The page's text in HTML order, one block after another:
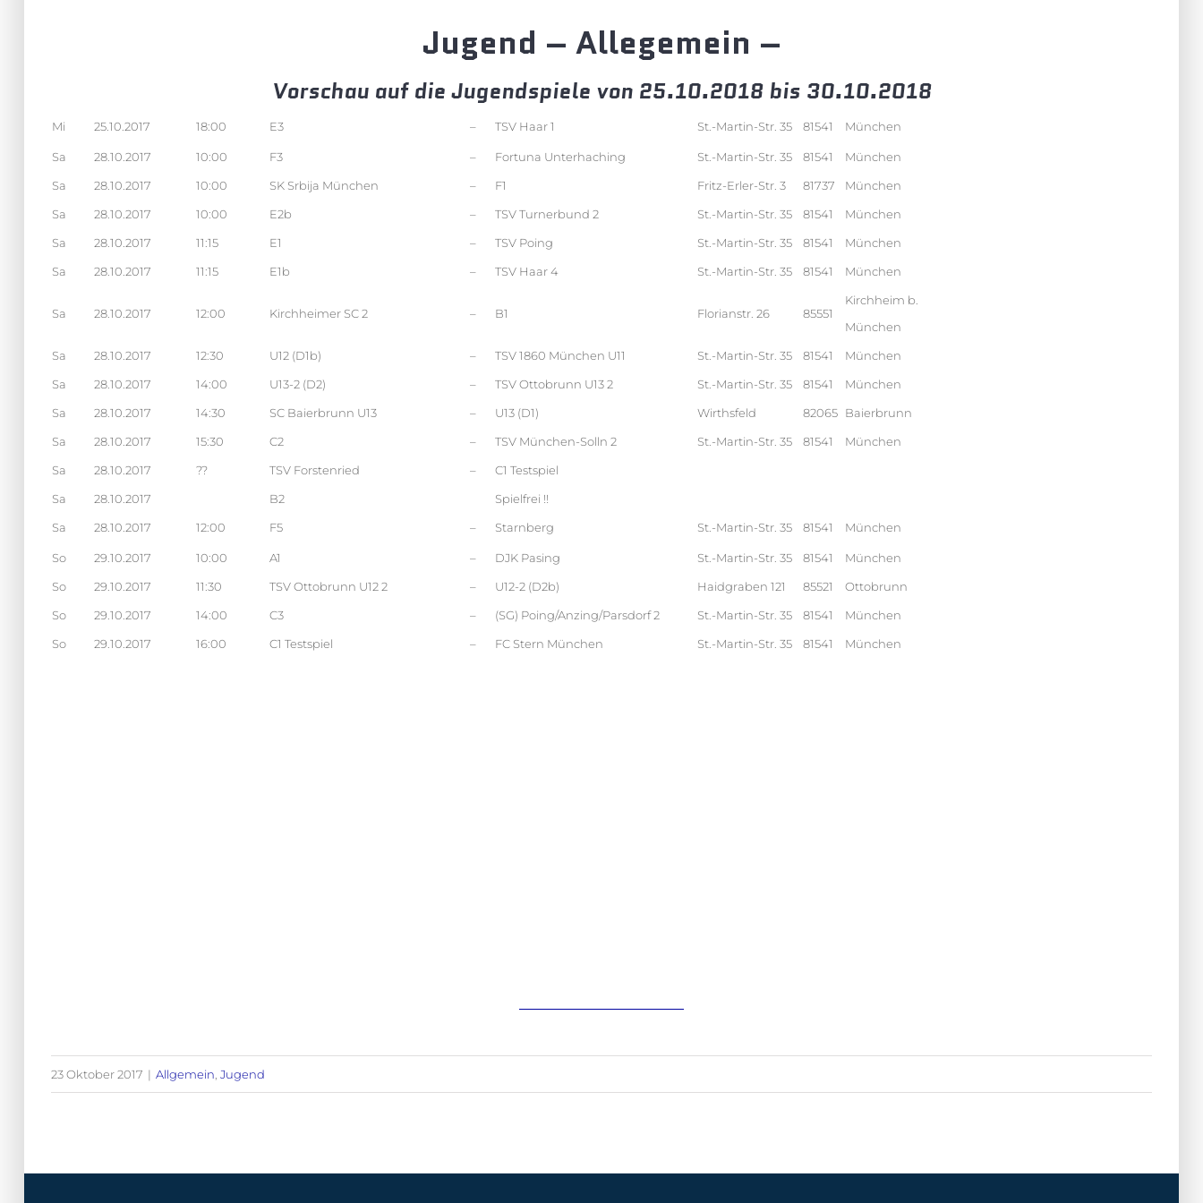
Jugend – Allegemein –
Vorschau auf die Jugendspiele von 25.10.2018 bis 30.10.2018
Mi 25.10.2017 18:00 E3 – TSV Haar 1 St.-Martin-Str. 35 81541 München
Sa 28.10.2017 10:00 F3 – Fortuna Unterhaching St.-Martin-Str. 35 81541
München
Sa
28.10.2017 10:00 SK Srbija München – F1 Fritz-Erler-Str. 3 81737
München
Sa
28.10.2017 10:00 E2b – TSV Turnerbund 2 St.-Martin-Str. 35 81541
München
Sa
28.10.2017 11:15 E1 – TSV Poing St.-Martin-Str. 35 81541
München
Sa
28.10.2017 11:15 E1b – TSV Haar 4 St.-Martin-Str. 35 81541 München
Sa 28.10.2017 12:00 Kirchheimer SC 2 – B1 Florianstr. 26 85551
Kirchheim b.
München
Sa
28.10.2017 12:30 U12 (D1b) – TSV 1860 München U11 St.-Martin-Str. 35 81541
München
Sa
28.10.2017 14:00 U13-2 (D2) – TSV Ottobrunn U13 2 St.-Martin-Str. 35 81541
München
Sa
28.10.2017 14:30 SC Baierbrunn U13 – U13 (D1) Wirthsfeld 82065 Baierbrunn
Sa
28.10.2017 15:30 C2 – TSV München-Solln 2 St.-Martin-Str. 35 81541
München
Sa
28.10.2017 ?? TSV Forstenried –
C1 Testspiel
Sa
28.10.2017 B2
Spielfrei !!
Sa
28.10.2017 12:00 F5 – Starnberg St.-Martin-Str. 35 81541 München
So 29.10.2017 10:00 A1 – DJK Pasing St.-Martin-Str. 35 81541
München
So
29.10.2017 11:30 TSV Ottobrunn U12 2 – U12-2 (D2b) Haidgraben 121 85521
Ottobrunn
So
29.10.2017 14:00 C3 – (SG) Poing/Anzing/Parsdorf 2 St.-Martin-Str. 35 81541
München
So
29.10.2017 16:00 C1 Testspiel – FC Stern München St.-Martin-Str. 35 81541 München
23 Oktober 2017 | Allgemein Jugend